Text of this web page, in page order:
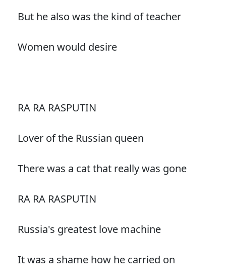
But he also was the kind of teacher
Women would desire
RA RA RASPUTIN
Lover of the Russian queen
There was a cat that really was gone
RA RA RASPUTIN
Russia's greatest love machine
It was a shame how he carried on